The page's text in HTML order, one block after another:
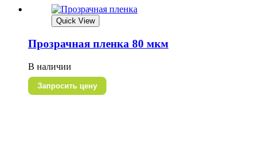
Quick View
Прозрачная пленка 80 мкм
В наличии
Запросить цену